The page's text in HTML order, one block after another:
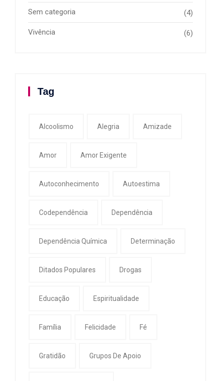
Sem categoria (4)
Vivência (6)
Tag
Alcoolismo Alegria Amizade
Amor Amor Exigente
Autoconhecimento Autoestima
Codependência Dependência
Dependência Química Determinação
Ditados Populares Drogas
Educação Espiritualidade
Família Felicidade Fé
Gratidão Grupos De Apoio